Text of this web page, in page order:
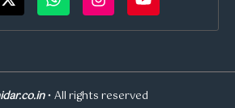
• All rights reserved